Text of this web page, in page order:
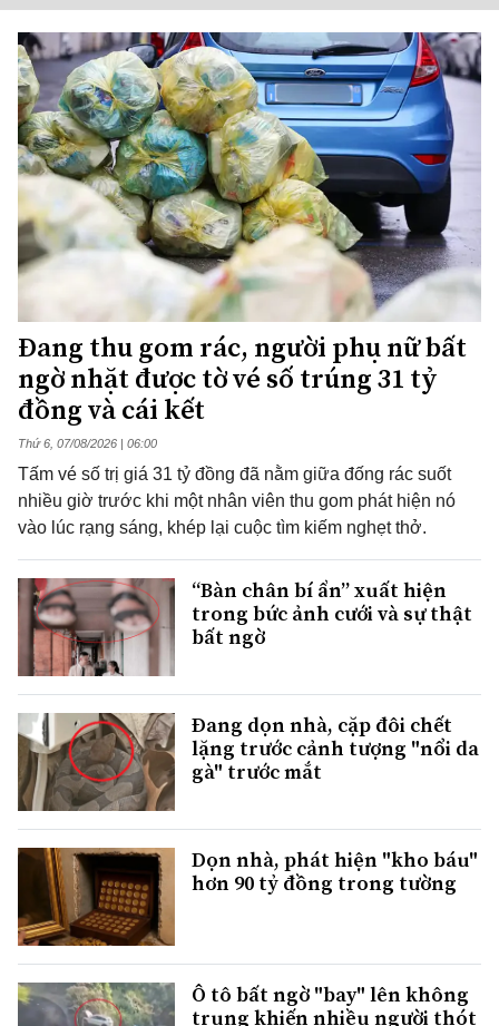
Đang thu gom rác, người phụ nữ bất
ngờ nhặt được tờ vé số trúng 31 tỷ
đồng và cái kết
Thứ 6, 07/08/2026 | 06:00
Tấm vé số trị giá 31 tỷ đồng đã nằm giữa đống rác suốt
nhiều giờ trước khi một nhân viên thu gom phát hiện nó
vào lúc rạng sáng, khép lại cuộc tìm kiếm nghẹt thở.
“Bàn chân bí ẩn” xuất hiện
trong bức ảnh cưới và sự thật
bất ngờ
Đang dọn nhà, cặp đôi chết
lặng trước cảnh tượng "nổi da
gà" trước mắt
Dọn nhà, phát hiện "kho báu"
hơn 90 tỷ đồng trong tường
Ô tô bất ngờ "bay" lên không
trung khiến nhiều người thót